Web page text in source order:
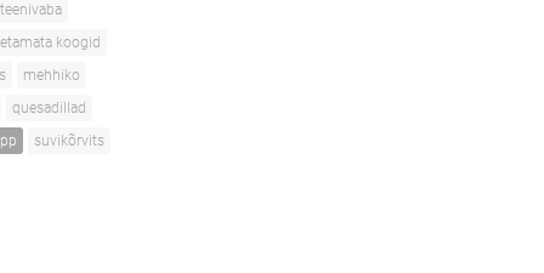
koogid
mehhiko
quesadillad
suvikõrvits